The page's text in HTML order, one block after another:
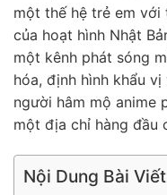
một thế hệ trẻ em với
của hoạt hình Nhật
một kênh phát sóng
hóa, định hình khẩu
người hâm mộ anime
một địa chỉ hàng đầu
Nội Dung Bài Viết